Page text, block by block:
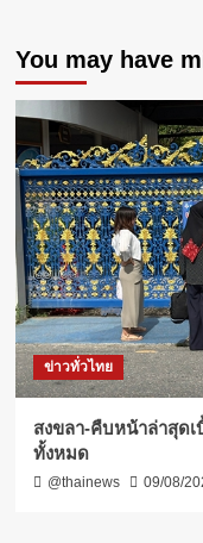
You may have
ข่าวทั่วไทย
สงขลา-คืบหน้าล่าสุด
ทั้งหมด
@thainews 09/08/